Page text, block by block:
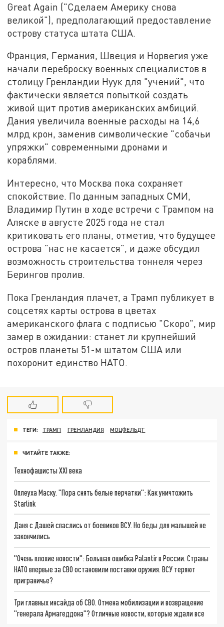
Great Again ("Сделаем Америку снова
великой"), предполагающий предоставление
острову статуса штата США.
Франция, Германия, Швеция и Норвегия уже
начали переброску военных специалистов в
столицу Гренландии Нуук для "учений", что
фактически является попыткой создать
живой щит против американских амбиций.
Дания увеличила военные расходы на 14,6
млрд крон, заменив символические "собачьи
упряжки" современными дронами и
кораблями.
Интересно, что Москва пока сохраняет
спокойствие. По данным западных СМИ,
Владимир Путин в ходе встречи с Трампом на
Аляске в августе 2025 года не стал
критиковать его планы, отметив, что будущее
острова "нас не касается", и даже обсудил
возможность строительства тоннеля через
Берингов пролив.
Пока Гренландия плачет, а Трамп публикует в
соцсетях карты острова в цветах
американского флага с подписью "Скоро", мир
замер в ожидании: станет ли крупнейший
остров планеты 51-м штатом США или
похоронит единство НАТО.
ТЕГИ: ТРАМП ГРЕНЛАНДИЯ МОЦФЕЛЬДТ
ЧИТАЙТЕ ТАКЖЕ:
Технофашисты XXI века
Оплеуха Маску. "Пора снять белые перчатки": Как уничтожить
Starlink
Даня с Дашей спаслись от боевиков ВСУ. Но беды для малышей не
закончились
"Очень плохие новости": Большая ошибка Palantir в России. Страны
НАТО впервые за СВО остановили поставки оружия. ВСУ теряют
приграничье?
Три главных инсайда об СВО. Отмена мобилизации и возвращение
"генерала Армагеддона"? Отличные новости, которые ждали все